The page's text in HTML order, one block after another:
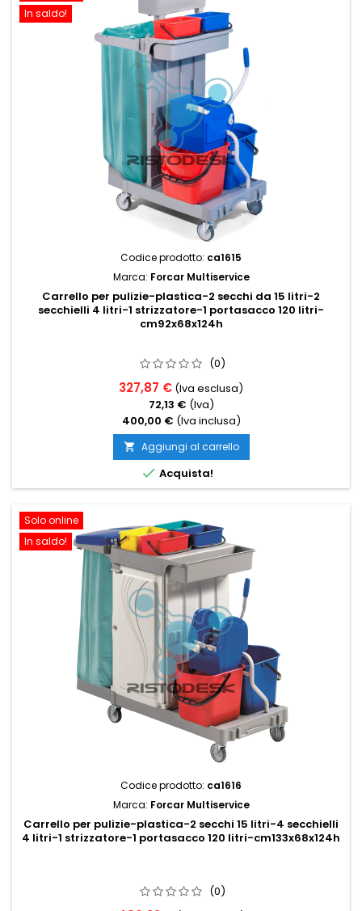
In saldo!
Codice prodotto: ca1615
Marca: Forcar Multiservice
Carrello per pulizie-plastica-2 secchi da 15 litri-2
secchielli 4 litri-1 strizzatore-1 portasacco 120 litri-
cm92x68x124h
(0)
327,87 € (Iva esclusa)
72,13 € (Iva)
400,00 € (Iva inclusa)
 Aggiungi al carrello
 Acquista!
Solo online
In saldo!
Codice prodotto: ca1616
Marca: Forcar Multiservice
Carrello per pulizie-plastica-2 secchi 15 litri-4 secchielli
4 litri-1 strizzatore-1 portasacco 120 litri-cm133x68x124h
(0)